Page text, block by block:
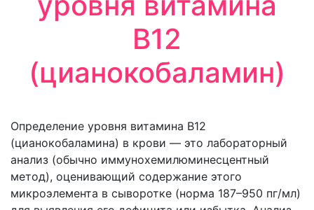
B12
(цианокобаламин)
Определение уровня витамина B12
(цианокобаламина) в крови — это лабораторный
анализ (обычно иммунохемилюминесцентный
метод), оценивающий содержание этого
микроэлемента в сыворотке (норма 187–950 пг/мл)